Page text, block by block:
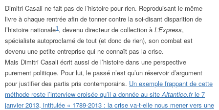
Dimitri Casali ne fait pas de l’histoire pour rien. Reproduisant le même
livre à chaque rentrée afin de tonner contre la soi-disant disparition de
l’histoire nationale1 , devenu directeur de collection à L’Express,
spécialiste autoproclamé de tout (et donc de rien), son combat est
devenu une petite entreprise qui ne connaît pas la crise.
Mais Dimitri Casali écrit aussi de l’histoire dans une perspective
purement politique. Pour lui, le passé n’est qu’un réservoir d’argument
pour justifier des partis pris contemporains. Un exemple frappant de cette
méthode reste l’interview croisée qu’il a donnée au siteAltantico.frle 7
janvier 2013, intitulée « 1789-2013 : la crise va-t-elle nous mener vers une